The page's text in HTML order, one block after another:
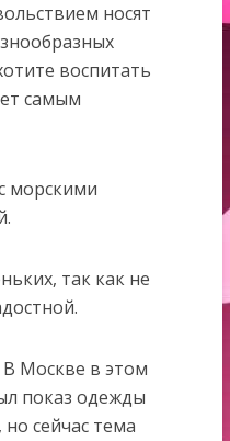
носят
воспитать
самым
морскими
так как не
Москве в этом
показ одежды
сейчас тема